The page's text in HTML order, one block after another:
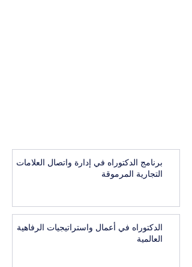
برنامج الدكتوراه في إدارة واتصال العلامات
التجارية المرموقة
الدكتوراه في أعمال واستراتيجيات الرفاهية
العالمية